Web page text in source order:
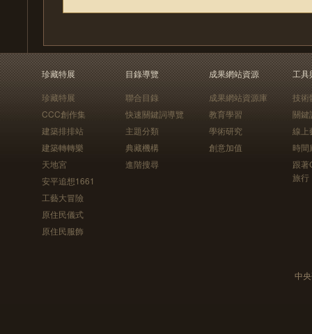
珍藏特展
珍藏特展
CCC創作集
建築排排站
建築轉轉樂
天地宮
安平追想1661
工藝大冒險
原住民儀式
原住民服飾
目錄導覽
聯合目錄
快速關鍵詞導覽
主題分類
典藏機構
進階搜尋
成果網站資源
成果網站資源庫
教育學習
學術研究
創意加值
工具
技術
關鍵
線上
時間
跟
旅行
中